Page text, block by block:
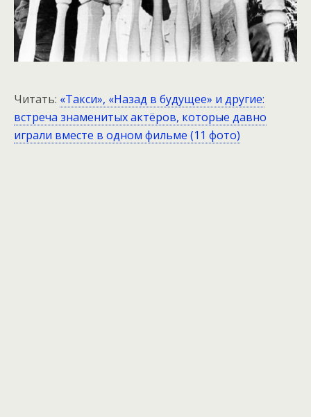
Читать: «Такси», «Назад в будущее» и другие:
встреча знаменитых актёров, которые давно
играли вместе в одном фильме (11 фото)